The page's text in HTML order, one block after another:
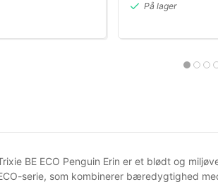
På lager
BE ECO Penguin Erin er et blødt og
serie, som kombinerer bæredygtighed